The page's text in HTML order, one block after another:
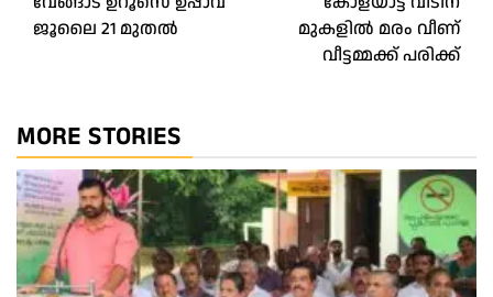
navigation
ജൂലൈ 21 മുതൽ
മുകളിൽ മരം വീണ്
വീട്ടമ്മക്ക് പരിക്ക്
MORE STORIES